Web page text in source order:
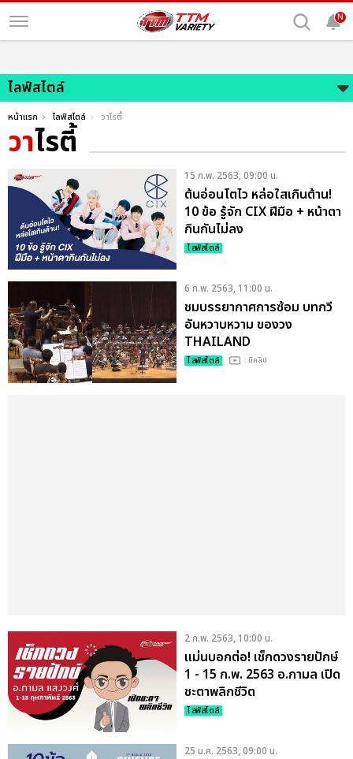
N
ไลฟ์สไตล์
หน้าแรก ไลฟ์สไตล์ วาไรตี้
วาไรตี้
15 ก.พ. 2563, 09:00 น.
ต้นอ่อนโตไว หล่อใสเกินต้าน!
10 ข้อ รู้จัก CIX ฝีมือ + หน้าตา
กินกันไม่ลง
ไลฟ์สไตล์
6 ก.พ. 2563, 11:00 น.
ชมบรรยากาศการซ้อม บทกวี
อันหวาบหวาม ของวง
THAILAND
PHILHARMONIC
ไลฟ์สไตล์ : มีคลิป
2 ก.พ. 2563, 10:00 น.
แม่นบอกต่อ! เช็กดวงรายปักษ์
1 - 15 ก.พ. 2563 อ.กามล เปิด
ชะตาพลิกชีวิต
ไลฟ์สไตล์
25 ม.ค. 2563, 09:00 น.